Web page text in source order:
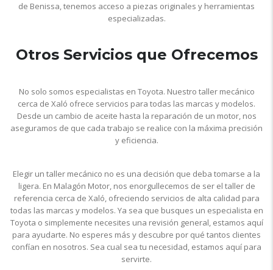
de Benissa, tenemos acceso a piezas originales y herramientas
especializadas.
Otros Servicios que Ofrecemos
No solo somos especialistas en Toyota. Nuestro taller mecánico
cerca de Xaló ofrece servicios para todas las marcas y modelos.
Desde un cambio de aceite hasta la reparación de un motor, nos
aseguramos de que cada trabajo se realice con la máxima precisión
y eficiencia.
Elegir un taller mecánico no es una decisión que deba tomarse a la
ligera. En Malagón Motor, nos enorgullecemos de ser el taller de
referencia cerca de Xaló, ofreciendo servicios de alta calidad para
todas las marcas y modelos. Ya sea que busques un especialista en
Toyota o simplemente necesites una revisión general, estamos aquí
para ayudarte. No esperes más y descubre por qué tantos clientes
confían en nosotros. Sea cual sea tu necesidad, estamos aquí para
servirte.